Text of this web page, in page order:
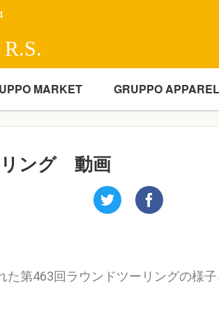
MARKET GRUPPO APPAREL
リング 動画
た第463回ラウンドツーリングの様